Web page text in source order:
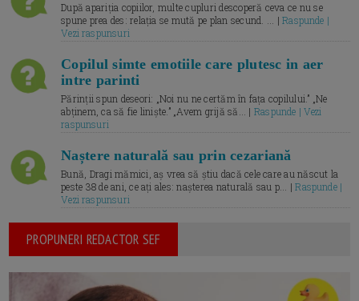
După apariția copiilor, multe cupluri descoperă ceva ce nu se
spune prea des: relația se mută pe plan secund. ... |Raspunde |
Vezi raspunsuri
Copilul simte emotiile care plutesc in aer
intre parinti
Părinții spun deseori: „Noi nu ne certăm în fața copilului.” „Ne
abținem, ca să fie liniște.” „Avem grijă să... | Raspunde | Vezi
raspunsuri
Naștere naturală sau prin cezariană
Bună, Dragi mămici, aș vrea să știu dacă cele care au născut la
peste 38 de ani, ce ați ales: nașterea naturală sau p... |Raspunde |
Vezi raspunsuri
PROPUNERI REDACTOR SEF